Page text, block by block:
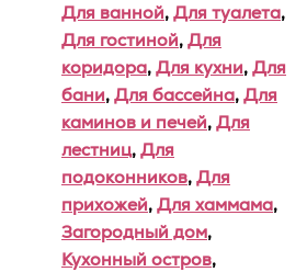
Для ванной,Для туалета,
Для гостиной,Для
коридора,Для кухни,Для
бани,Для бассейна,Для
каминов и печей,Для
лестниц,Для
подоконников,Для
прихожей,Для хаммама,
Загородный дом,
Кухонный остров,